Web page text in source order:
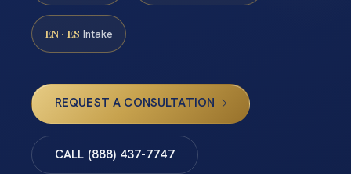
EN · ES Intake
REQUEST A CONSULTATION
CALL (888) 437-7747